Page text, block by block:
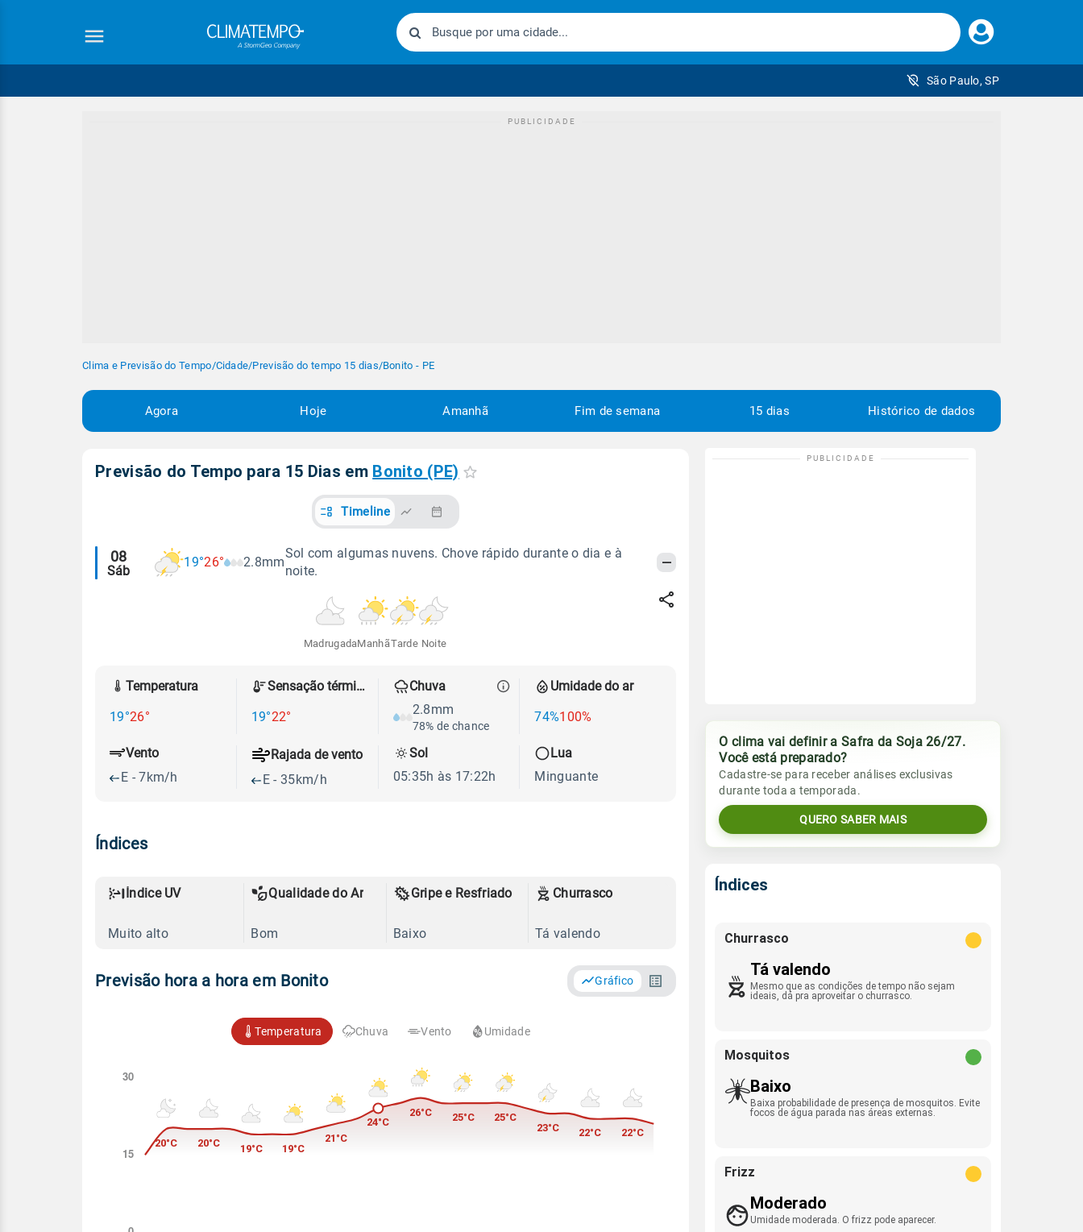
Faça
seu
São Paulo, SP
Clima e Previsão do Tempo/Cidade/Previsão do tempo 15 dias/Bonito - PE
Agora Hoje Amanhã Fim de semana 15 dias Histórico de dados
Previsão do Tempo para 15 Dias em Bonito (PE)
Timeline
Alertas
meteorológicos
08
Sáb
19°26° 2.8mm
Sol com algumas nuvens. Chove rápido durante o dia e à
noite.
MadrugadaManhãTarde Noite
Temperatura
19°26°
Sensação térmica
19°22°
Chuva
2.8mm
78% de chance
Umidade do ar
74%100%
Vento
E - 7km/h
Rajada de vento
E - 35km/h
Sol
05:35h às 17:22h
Lua
Minguante
Índices
Índice UV
Muito alto
Qualidade do Ar
Bom
Gripe e Resfriado
Baixo
Churrasco
Tá valendo
Previsão hora a hora em Bonito Gráfico
Temperatura Chuva Vento Umidade
O clima vai definir a Safra da Soja 26/27.
Você está preparado?
Cadastre-se para receber análises exclusivas
durante toda a temporada.
QUERO SABER MAIS
Índices
Churrasco
Tá valendo
Mesmo que as condições de tempo não sejam
ideais, dá pra aproveitar o churrasco.
Mosquitos
Baixo
Baixa probabilidade de presença de mosquitos. Evite
focos de água parada nas áreas externas.
Frizz
Moderado
Umidade moderada. O frizz pode aparecer.